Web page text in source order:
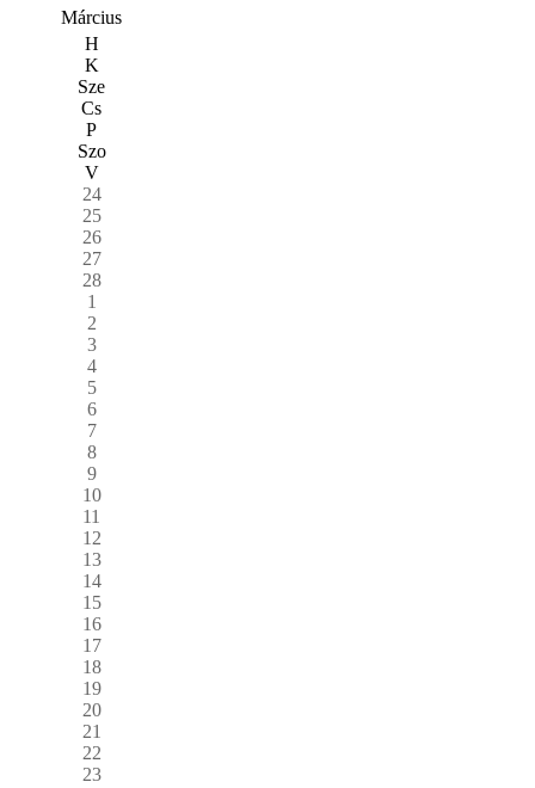
Március
H
K
Sze
Cs
P
Szo
V
24
25
26
27
28
1
2
3
4
5
6
7
8
9
10
11
12
13
14
15
16
17
18
19
20
21
22
23